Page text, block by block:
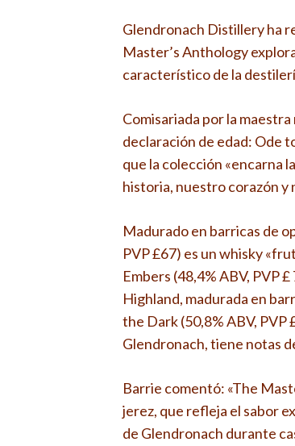
Glendronach Distillery ha
Master’s Anthology
característico de la
Comisariada por la
declaración de edad: Ode
que la colección «encarna
historia, nuestro corazón y
Madurado en barricas de
PVP £67) es un whisky
Embers (48,4% ABV, PVP
Highland, madurada en
the Dark (50,8% ABV, PVP
Glendronach, tiene notas
Barrie comentó: «The
jerez, que refleja el sabor
de Glendronach durante